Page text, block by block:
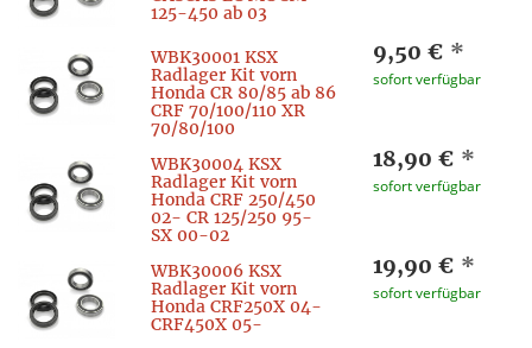
125-450 ab 03
WBK30001 KSX
Radlager Kit vorn
Honda CR 80/85 ab 86
CRF 70/100/110 XR
70/80/100
9,50 € *
sofort verfügbar
WBK30004 KSX
Radlager Kit vorn
Honda CRF 250/450
02- CR 125/250 95-
SX 00-02
18,90 € *
sofort verfügbar
WBK30006 KSX
Radlager Kit vorn
Honda CRF250X 04-
CRF450X 05-
19,90 € *
sofort verfügbar